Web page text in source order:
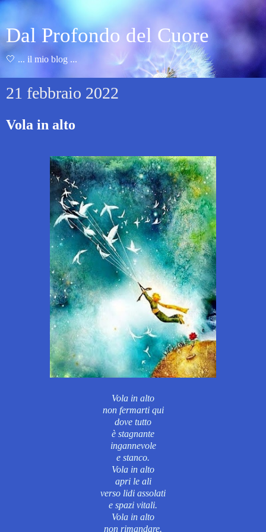
Dal Profondo del Cuore
🤍 ... il mio blog ...
21 febbraio 2022
Vola in alto
Vola in alto
non fermarti qui
dove tutto
è stagnante
ingannevole
e stanco.
Vola in alto
apri le ali
verso lidi assolati
e spazi vitali.
Vola in alto
non rimandare.